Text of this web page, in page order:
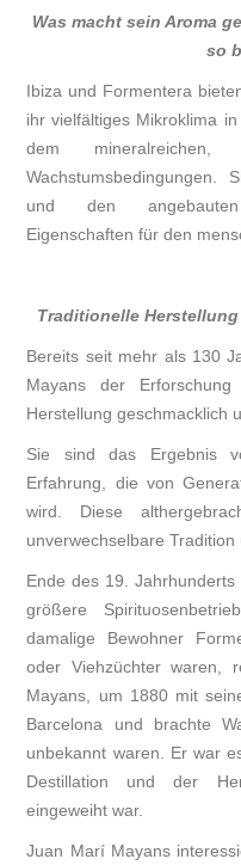
Was macht sein Aroma
so
Ibiza und Formentera
ihr vielfältiges Mikroklima
dem mineralreichen,
Wachstumsbedingungen.
und den angebauten
Eigenschaften für den
Traditionelle
Bereits seit mehr als 130
Mayans der
Herstellung geschmacklich
Sie sind das Ergebnis
Erfahrung, die von
wird. Diese
unverwechselbare Tradition
Ende des 19.
größere
damalige Bewohner
oder Viehzüchter waren,
Mayans, um 1880 mit
Barcelona und brachte
unbekannt waren. Er war
Destillation und der
eingeweiht war.
Juan Marí Mayans